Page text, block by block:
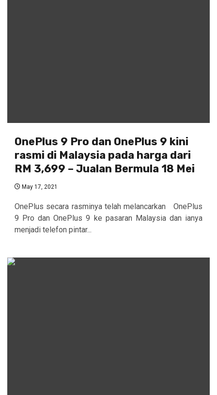
OnePlus 9 Pro dan OnePlus 9 kini
rasmi di Malaysia pada harga dari
RM 3,699 – Jualan Bermula 18 Mei
May 17, 2021
OnePlus secara rasminya telah melancarkan OnePlus
9 Pro dan OnePlus 9 ke pasaran Malaysia dan ianya
menjadi telefon pintar...